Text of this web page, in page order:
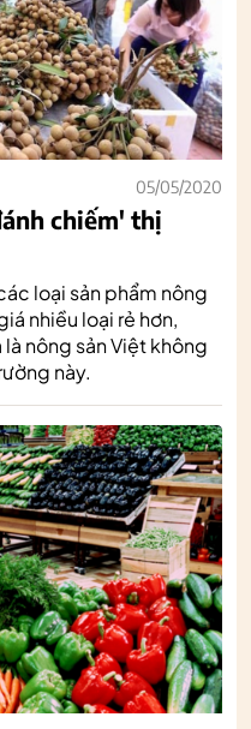
05/05/2020
chiếm' thị
loại sản phẩm nông
nhiều loại rẻ hơn,
nông sản Việt không
này.